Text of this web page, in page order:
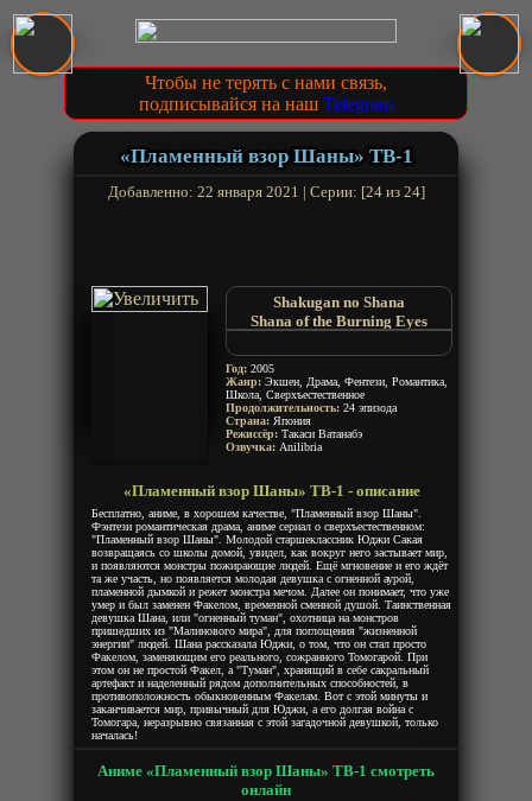
Чтобы не терять с нами связь,
подписывайся на наш Telegram
«Пламенный взор Шаны» ТВ-1
Добавленно: 22 января 2021 | Серии: [24 из 24]
Shakugan no Shana
Shana of the Burning Eyes
Огнеглазая Шана
Жгучий взор Шаны
Burning-Eyed Shana
Год: 2005
Жанр: Экшен, Драма, Фентези, Романтика,
Школа, Сверхъестественное
Продолжительность: 24 эпизода
Страна: Япония
Режиссёр: Такаси Ватанабэ
Озвучка: Anilibria
«Пламенный взор Шаны» ТВ-1 - описание
Бесплатно, аниме, в хорошем качестве, "Пламенный взор Шаны".
Фэнтези романтическая драма, аниме сериал о сверхъестественном:
"Пламенный взор Шаны". Молодой старшеклассник Юджи Сакая
возвращаясь со школы домой, увидел, как вокруг него застывает мир,
и появляются монстры пожирающие людей. Ещё мгновение и его ждёт
та же участь, но появляется молодая девушка с огненной аурой,
пламенной дымкой и режет монстра мечом. Далее он понимает, что уже
умер и был заменен Факелом, временной сменной душой. Таинственная
девушка Шана, или "огненный туман", охотница на монстров
пришедших из "Малинового мира", для поглощения "жизненной
энергии" людей. Шана рассказала Юджи, о том, что он стал просто
Факелом, заменяющим его реального, сожранного Томогарой. При
этом он не простой Факел, а "Туман", хранящий в себе сакральный
артефакт и наделенный рядом дополнительных способностей, в
противоположность обыкновенным Факелам. Вот с этой минуты и
заканчивается мир, привычный для Юджи, а его долгая война с
Томогара, неразрывно связанная с этой загадочной девушкой, только
началась!
Аниме «Пламенный взор Шаны» ТВ-1 смотреть
онлайн